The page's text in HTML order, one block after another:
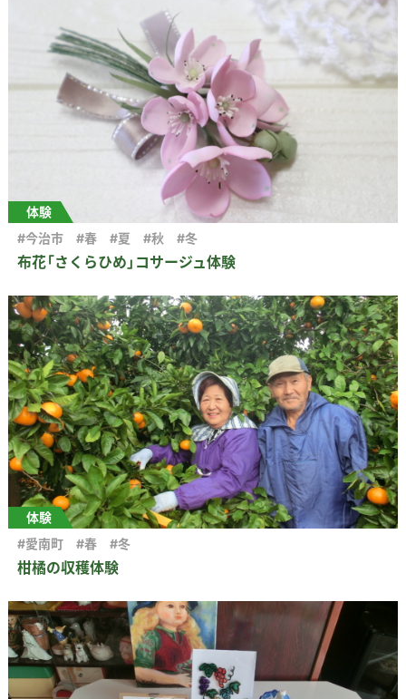
体験
布花「さくらひめ」コサージュ体験
#今治市 #春 #夏 #秋 #冬
体験
柑橘の収穫体験
#愛南町 #春 #冬